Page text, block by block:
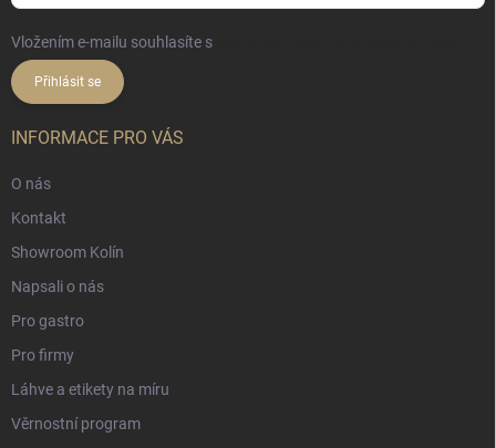
Vložením e-mailu souhlasíte s
Přihlásit se
INFORMACE PRO VÁS
O nás
Kontakt
Showroom Kolín
Napsali o nás
Pro gastro
Pro firmy
Láhve a etikety na míru
Věrnostní program